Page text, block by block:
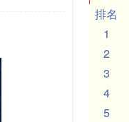
排名
1
2
3
4
5